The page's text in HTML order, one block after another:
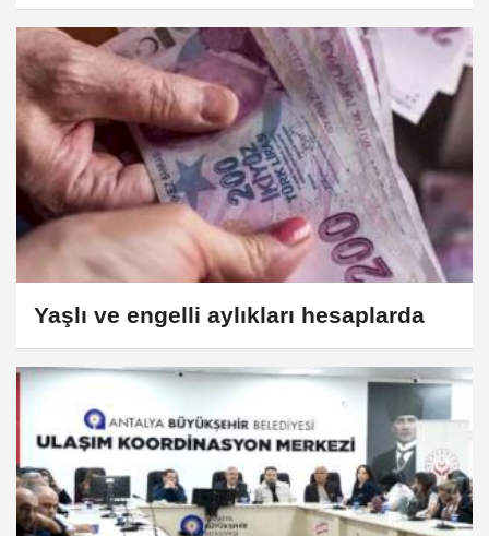
Yaşlı ve engelli aylıkları hesaplarda